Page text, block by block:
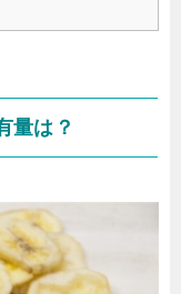
量は？